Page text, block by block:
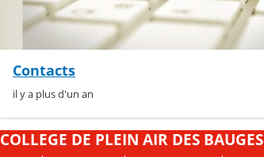
Contacts
il y a plus d'un an
COLLEGE DE PLEIN AIR DES BAUGES